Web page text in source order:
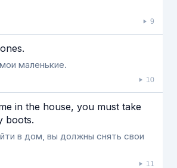
9
маленькие.
10
in the house, you must take
boots.
в дом, вы должны снять свои
11